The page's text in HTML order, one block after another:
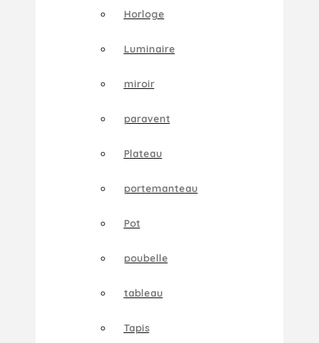
Horloge
Luminaire
miroir
paravent
Plateau
portemanteau
Pot
poubelle
tableau
Tapis